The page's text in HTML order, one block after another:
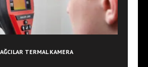
TERMAL KAMERA